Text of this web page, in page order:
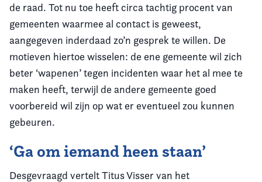
de raad. Tot nu toe heeft circa tachtig procent van
gemeenten waarmee al contact is geweest,
aangegeven inderdaad zo’n gesprek te willen. De
motieven hiertoe wisselen: de ene gemeente wil zich
beter ‘wapenen’ tegen incidenten waar het al mee te
maken heeft, terwijl de andere gemeente goed
voorbereid wil zijn op wat er eventueel zou kunnen
gebeuren.
‘Ga om iemand heen staan’
Desgevraagd vertelt Titus Visser van het